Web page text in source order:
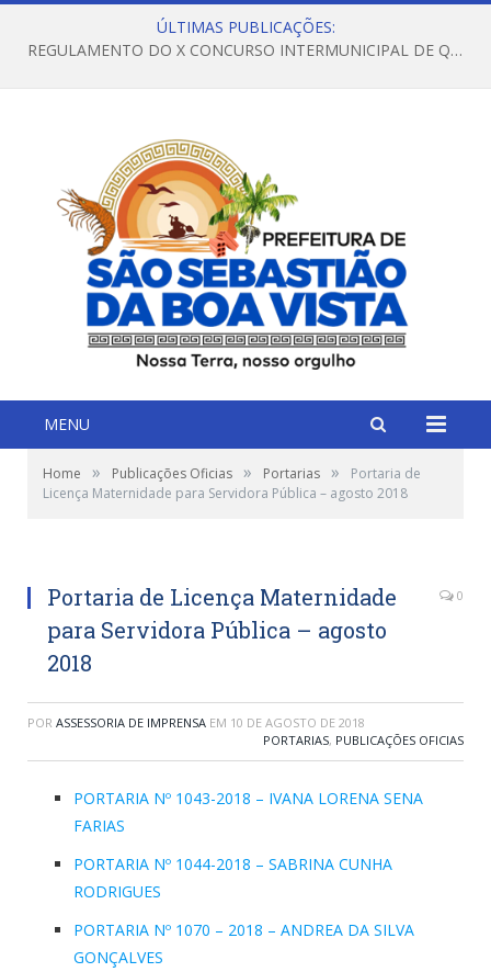
ÚLTIMAS PUBLICAÇÕES:
REGULAMENTO DO X CONCURSO INTERMUNICIPAL DE QUADRILHAS JUNINAS – 2026 – ARRAIÁ DA VENEZA
MENU
Home » Publicações Oficias » Portarias »
Portaria de
Licença Maternidade para Servidora Pública – agosto 2018
Portaria de Licença Maternidade
para Servidora Pública – agosto
2018
0
POR ASSESSORIA DE IMPRENSA EM 10 DE AGOSTO DE 2018
PORTARIAS, PUBLICAÇÕES OFICIAS
PORTARIA Nº 1043-2018 – IVANA LORENA SENA
FARIAS
PORTARIA Nº 1044-2018 – SABRINA CUNHA
RODRIGUES
PORTARIA Nº 1070 – 2018 – ANDREA DA SILVA
GONÇALVES